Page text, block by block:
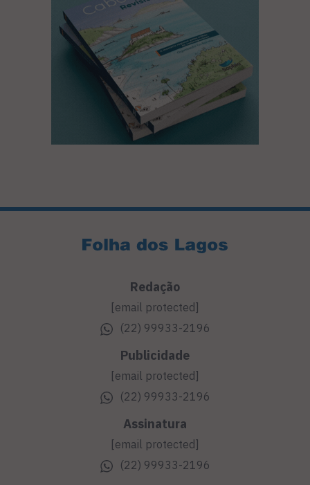
Redação
[email protected]
(22) 99933-2196
Publicidade
[email protected]
(22) 99933-2196
Assinatura
[email protected]
(22) 99933-2196